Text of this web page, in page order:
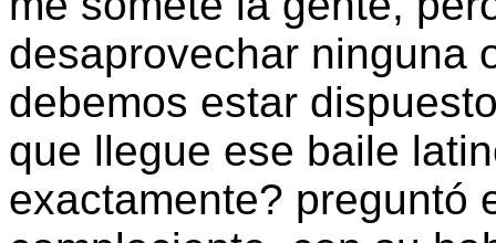
desaprovechar ninguna
debemos estar
que llegue ese baile
exactamente? preguntó